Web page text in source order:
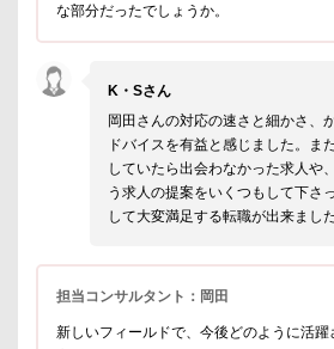
な部分だったでしょうか。
K・Sさん
岡田さんの対応の速さと細かさ、
ドバイスを有益と感じました。ま
していたら出会わなかった求人や
う求人の提案をいくつもして下さ
して大変満足する転職が出来ました
担当コンサルタント：岡田
新しいフィールドで、今後どのように活躍